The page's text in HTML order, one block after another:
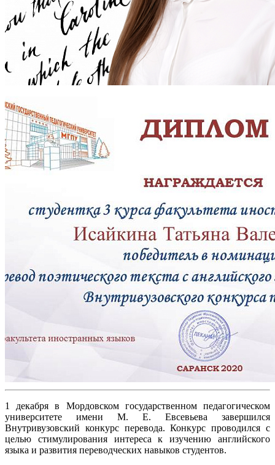
1 декабря в Мордовском государственном педагогическом
университете имени М. Е. Евсевьева завершился
Внутривузовский конкурс перевода. Конкурс проводился с
целью стимулирования интереса к изучению английского
языка и развития переводческих навыков студентов.